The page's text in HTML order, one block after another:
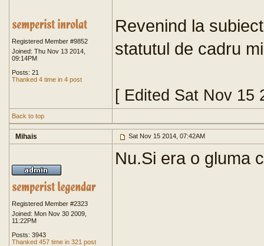
Registered Member #9852
Joined: Thu Nov 13 2014,
09:14PM
Posts: 21
Thanked 4 time in 4 post
Revenind la
statutul de cadru
[ Edited Sat Nov 15
Back to top
Mihais Sat Nov 15 2014, 07:42AM
Registered Member #2323
Joined: Mon Nov 30 2009,
11:22PM
Posts: 3943
Thanked 457 time in 321 post
Nu.Si era o gluma